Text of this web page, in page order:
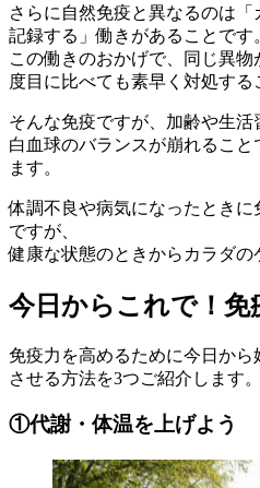
さらに自然免疫と異なるのは
記録する」働きがあることです
この働きのおかげで、同じ異
度目に比べても素早く対処する
そんな免疫ですが、加齢や生活
白血球のバランスが崩れるこ
ます。
体調不良や病気になったとき
ですが、
健康な状態のときからカラダの
今日からこれで！免
免疫力を高めるために今日か
させる方法を3つご紹介します。
①代謝・体温を上げよう